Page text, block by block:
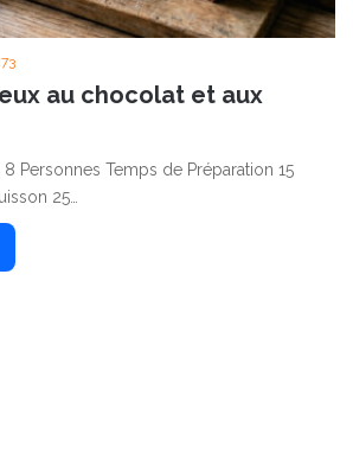
au chocolat et aux
Personnes Temps de Préparation 15
25…